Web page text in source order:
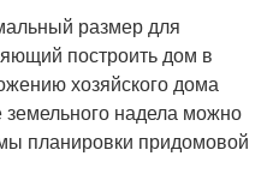
размер для
построить дом в
хозяйского дома
земельного надела можно
планировки придомовой